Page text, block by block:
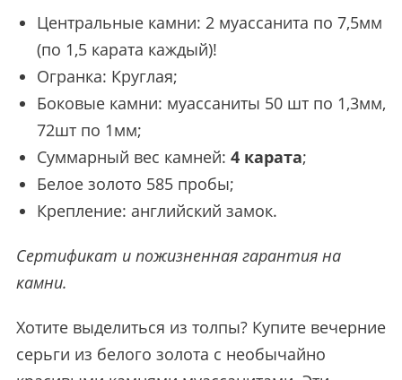
Центральные камни: 2 муассанита по 7,5мм
(по 1,5 карата каждый)!
Огранка: Круглая;
Боковые камни: муассаниты 50 шт по 1,3мм,
72шт по 1мм;
Суммарный вес камней: 4 карата;
Белое золото 585 пробы;
Крепление: английский замок.
Сертификат и пожизненная гарантия на
камни.
Хотите выделиться из толпы? Купите вечерние
серьги из белого золота с необычайно